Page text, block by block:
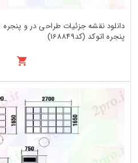
پنجره اتوکد (کد168849)